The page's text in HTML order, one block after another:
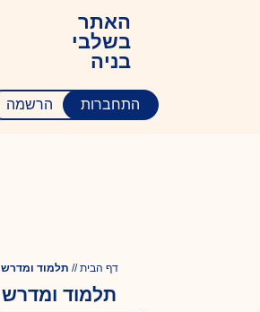
האתר
בשלבי
בניה
התחברות הרשמה
דף הבית// תלמוד ומדרש
תלמוד ומדרש